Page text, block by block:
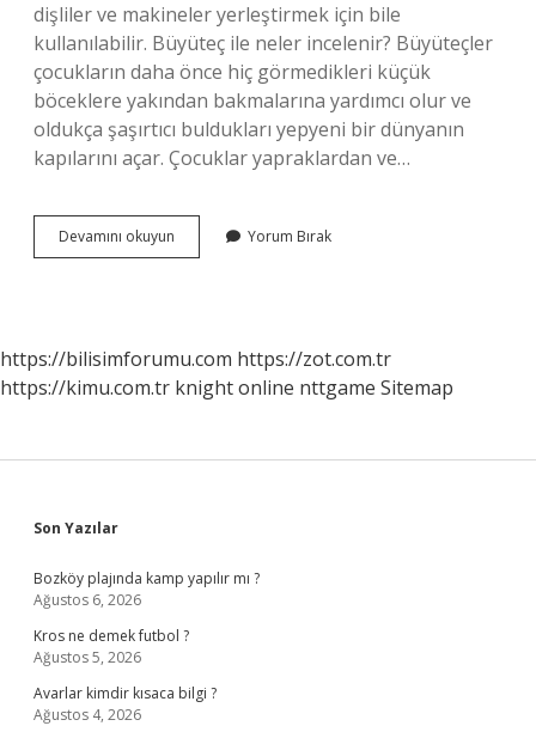
dişliler ve makineler yerleştirmek için bile
kullanılabilir. Büyüteç ile neler incelenir? Büyüteçler
çocukların daha önce hiç görmedikleri küçük
böceklere yakından bakmalarına yardımcı olur ve
oldukça şaşırtıcı buldukları yepyeni bir dünyanın
kapılarını açar. Çocuklar yapraklardan ve…
Devamını okuyun Büyüteç
Nerelerde
Yorum Bırak
https://bilisimforumu.com https://zot.com.tr
https://kimu.com.tr knight online nttgame Sitemap
Sidebar
Son Yazılar
Bozköy plajında kamp yapılır mı ?
Ağustos 6, 2026
Kros ne demek futbol ?
Ağustos 5, 2026
Avarlar kimdir kısaca bilgi ?
Ağustos 4, 2026